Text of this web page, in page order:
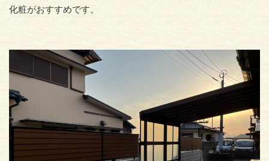
化粧がおすすめです。